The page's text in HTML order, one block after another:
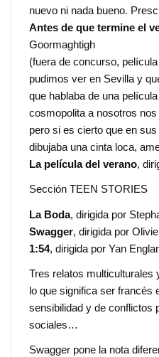
nuevo ni nada bueno.
Antes de que termine el
Goormaghtigh
(fuera de concurso,
pudimos ver en Sevilla y
que hablaba de una
cosmopolita a nosotros
pero si es cierto que en
dibujaba una cinta loca,
La película del verano,
Sección TEEN STORIES
La Boda, dirigida por
Swagger, dirigida por
1:54, dirigida por Yan
Tres relatos multiculturales
lo que significa ser francés
sensibilidad y de conflictos
sociales…
Swagger pone la nota